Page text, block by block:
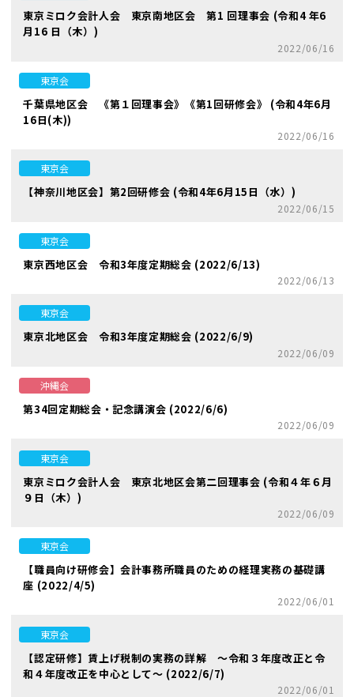
東京ミロク会計人会 東京南地区会 第1 回理事会 (令和4 年6
月16 日（木）)
2022/06/16
東京会
千葉県地区会 《第１回理事会》《第1回研修会》 (令和4年6月
16日(木))
2022/06/16
東京会
【神奈川地区会】第2回研修会 (令和4年6月15日（水）)
2022/06/15
東京会
東京西地区会 令和3年度定期総会 (2022/6/13)
2022/06/13
東京会
東京北地区会 令和3年度定期総会 (2022/6/9)
2022/06/09
沖縄会
第34回定期総会・記念講演会 (2022/6/6)
2022/06/09
東京会
東京ミロク会計人会 東京北地区会第二回理事会 (令和４年６月
９日（木）)
2022/06/09
東京会
【職員向け研修会】会計事務所職員のための経理実務の基礎講
座 (2022/4/5)
2022/06/01
東京会
【認定研修】賃上げ税制の実務の詳解 ～令和３年度改正と令
和４年度改正を中心として～ (2022/6/7)
2022/06/01